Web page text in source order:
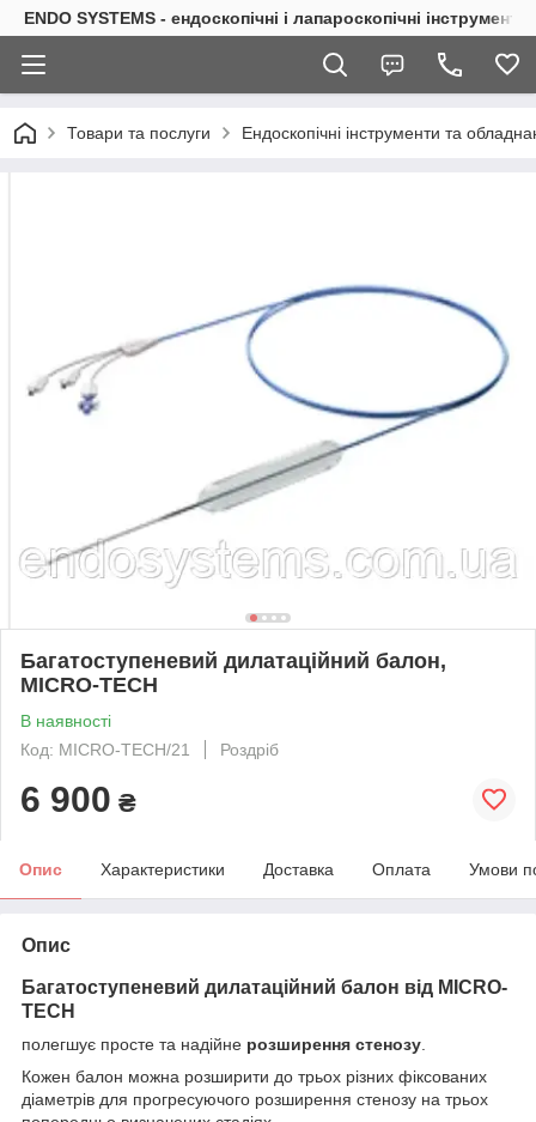
ENDO SYSTEMS - ендоскопічні і лапароскопічні інструменти
Товари та послуги Ендоскопічні інструменти та
Багатоступеневий дилатаційний балон,
MICRO-TECH
В наявності
Код: MICRO-TECH/21
Роздріб
6 900 ₴
Опис Характеристики Доставка Оплата Умови
Опис
Багатоступеневий дилатаційний балон від MICRO-
TECH
полегшує просте та надійне розширення стенозу
Кожен балон можна розширити до трьох різних фіксованих
діаметрів для прогресуючого розширення стенозу на трьох